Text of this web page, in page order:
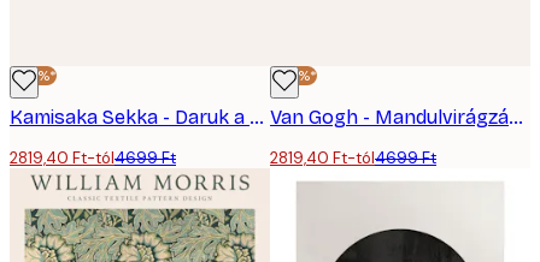
-40%*
Kamisaka Sekka - Daruk a Momoyogusa Poszter
2819,40 Ft-tól4699 Ft
-40%*
Van Gogh - Mandulvirágzás Poszter
2819,40 Ft-tól4699 Ft